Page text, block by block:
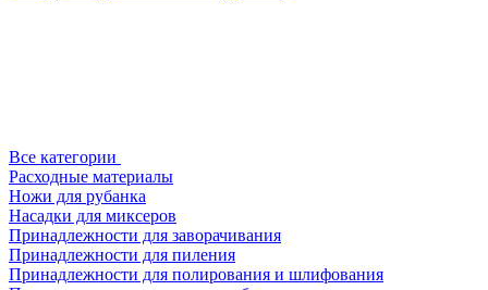
Все категории
Расходные материалы
Ножи для рубанка
Насадки для миксеров
Принадлежности для заворачивания
Принадлежности для пиления
Принадлежности для полирования и шлифования